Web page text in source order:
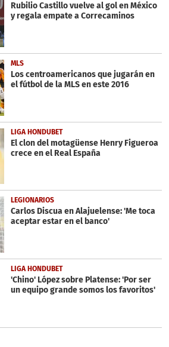
Rubilio Castillo vuelve al gol en México
y regala empate a Correcaminos
MLS
Los centroamericanos que jugarán en
el fútbol de la MLS en este 2016
LIGA HONDUBET
El clon del motagüense Henry Figueroa
crece en el Real España
LEGIONARIOS
Carlos Discua en Alajuelense: 'Me toca
aceptar estar en el banco'
LIGA HONDUBET
'Chino' López sobre Platense: 'Por ser
un equipo grande somos los favoritos'